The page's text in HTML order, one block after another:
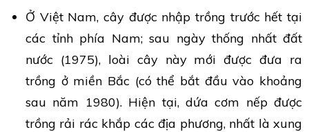
Ở Việt Nam, cây được nhập trồng trước hết tại
các tỉnh phía Nam; sau ngày thống nhất đất
nước (1975), loài cây này mới được đưa ra
trồng ở miền Bắc (có thể bắt đầu vào khoảng
sau năm 1980). Hiện tại, dứa cơm nếp được
trồng rải rác khắp các địa phương, nhất là xung